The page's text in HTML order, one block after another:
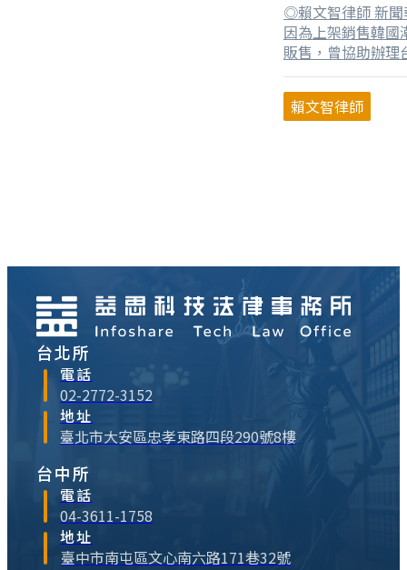
◎賴文智律師 新聞
因為上架銷售韓
販售，曾協助辦
平台上張貼簡體字
何形式的正式授權
「EMIS」稱台沒
賴文智律師
台北所
電話
02-2772-3152
地址
臺北市大安區忠孝東路四段290號8樓
台中所
電話
04-3611-1758
地址
臺中市南屯區文心南六路171巷32號